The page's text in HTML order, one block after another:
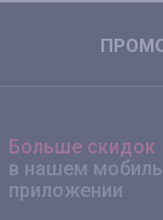
Больше скидок
в нашем
приложении